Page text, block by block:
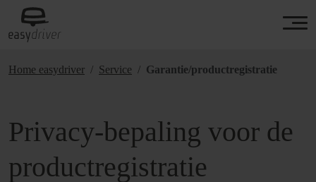
Home easydriver Service Garantie/productregistratie
Privacy-bepaling voor de
productregistratie